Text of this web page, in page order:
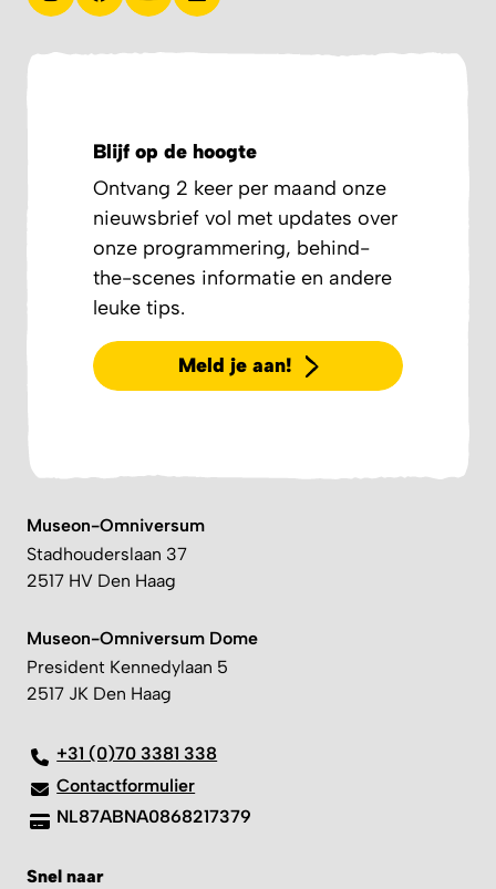
Blijf op de hoogte
Ontvang 2 keer per maand onze
nieuwsbrief vol met updates over
onze programmering, behind-
the-scenes informatie en andere
leuke tips.
Meld je aan!
Museon-Omniversum
Stadhouderslaan 37
2517 HV Den Haag
Museon-Omniversum Dome
President Kennedylaan 5
2517 JK Den Haag
+31 (0)70 3381 338
Contactformulier
NL87ABNA0868217379
Snel naar